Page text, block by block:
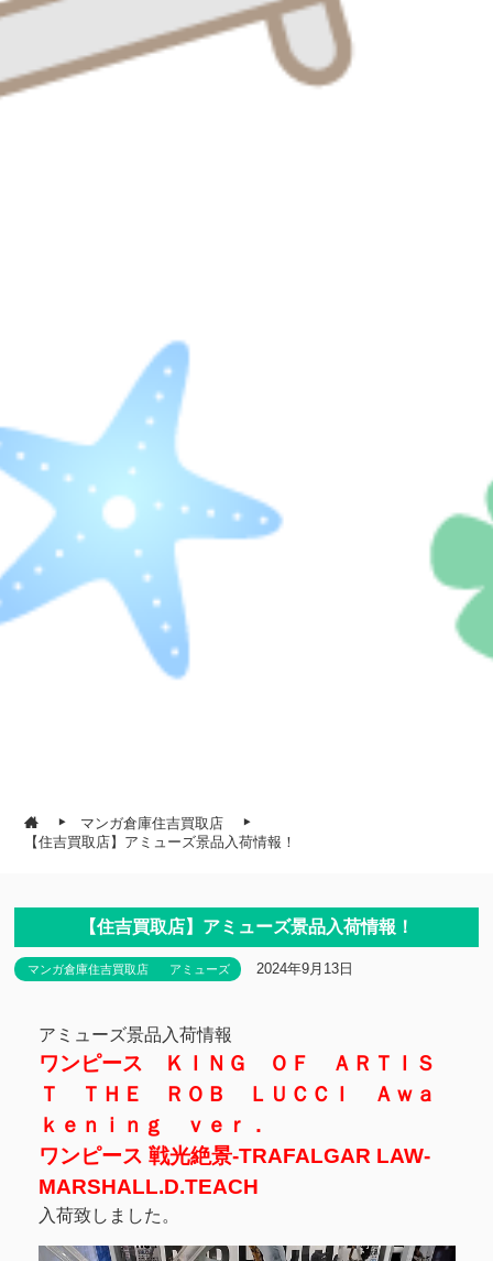
マンガ倉庫住吉買取店
【住吉買取店】アミューズ景品入荷情報！
【住吉買取店】アミューズ景品入荷情報！
マンガ倉庫住吉買取店 アミューズ 2024年9月13日
アミューズ景品入荷情報
ワンピース ＫＩＮＧ ＯＦ ＡＲＴＩＳ
Ｔ ＴＨＥ ＲＯＢ ＬＵＣＣＩ Ａｗａ
ｋｅｎｉｎｇ ｖｅｒ．
ワンピース 戦光絶景-TRAFALGAR LAW-
MARSHALL.D.TEACH
入荷致しました。